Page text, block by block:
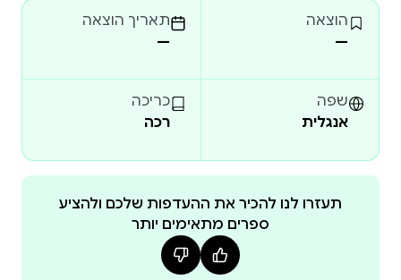
הוצאה
—
תאריך הוצאה
—
שפה
אנגלית
כריכה
רכה
תעזרו לנו להכיר את ההעדפות שלכם ולהציע
ספרים מתאימים יותר